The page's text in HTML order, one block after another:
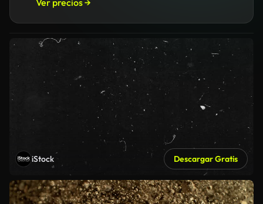
Ver precios →
iStock Descargar Gratis